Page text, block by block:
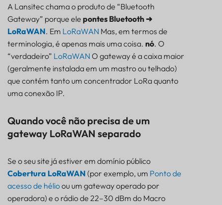
A Lansitec chama o produto de “Bluetooth
Gateway” porque ele pontes Bluetooth ➜
LoRaWAN. Em LoRaWAN Mas, em termos de
terminologia, é apenas mais uma coisa. nó. O
“verdadeiro” LoRaWAN O gateway é a caixa maior
(geralmente instalada em um mastro ou telhado)
que contém tanto um concentrador LoRa quanto
uma conexão IP.
Quando você não precisa de um
gateway LoRaWAN separado
Se o seu site já estiver em domínio público
Cobertura LoRaWAN (por exemplo, um Ponto de
acesso de hélioou um gateway operado por
operadora) e o rádio de 22–30 dBm do Macro